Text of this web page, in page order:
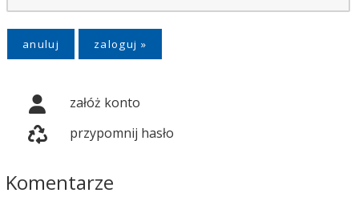
anuluj
załóż konto
przypomnij hasło
Komentarze